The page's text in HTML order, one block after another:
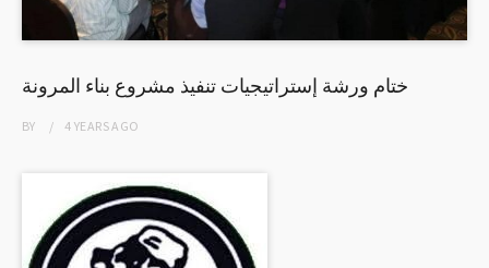
ختام ورشة إستراتيجيات تنفيذ مشروع بناء المرونة
BY 4 YEARSAGO